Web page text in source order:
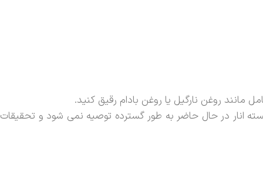
روغن نارگیل یا روغن بادام رقیق کنید.
انار در حال حاضر به طور گسترده توصیه نمی شود و تحقیقات